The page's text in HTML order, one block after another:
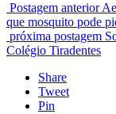
Postagem anterior
que mosquito pode
próxima postagem
Colégio Tiradentes
Share
Tweet
Pin